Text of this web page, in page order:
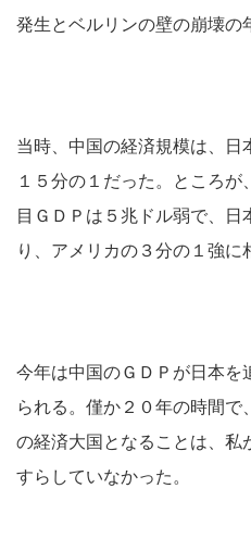
発生とベルリンの壁の崩壊の
当時、中国の経済規模は、
１５分の１だった。ところ
目ＧＤＰは５兆ドル弱で、
り、アメリカの３分の１強に
今年は中国のＧＤＰが日本を
られる。僅か２０年の時間
の経済大国となることは、私
すらしていなかった。